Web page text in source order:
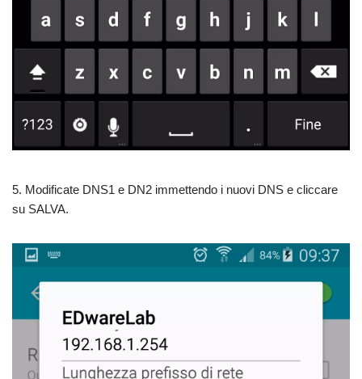
5. Modificate DNS1 e DN2 immettendo i nuovi DNS e cliccare
su SALVA.